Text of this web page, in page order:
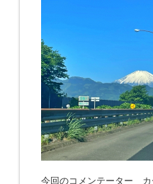
今回のコメンテーター カ